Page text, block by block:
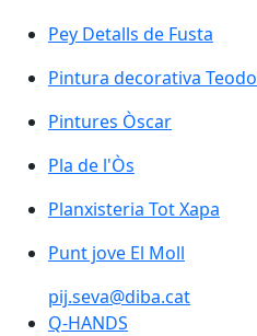
Pey Detalls de Fusta
Pintura decorativa
Pintures Òscar
Pla de l'Òs
Pla de l'Òs
Planxisteria Tot Xapa
Punt jove El Moll
pij.seva@diba.cat
Q-HANDS